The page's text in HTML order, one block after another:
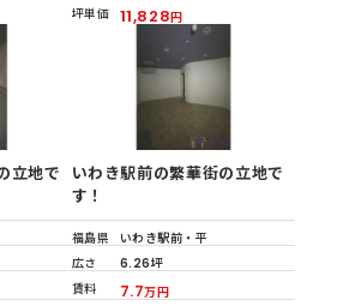
坪単価 11,828円
立地で
いわき駅前の繁華街の立地で
す！
福島県
いわき駅前・平
広さ
6.26坪
賃料
7.7万円